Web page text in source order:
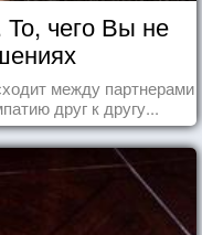
То, чего Вы не
между партнерами
друг к другу...